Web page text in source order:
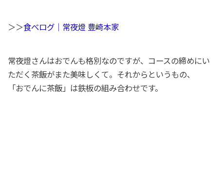
＞＞食べログ｜常夜燈 豊崎本家
常夜燈さんはおでんも格別なのですが、コースの締めにい
ただく茶飯がまた美味しくて。それからというもの、
「おでんに茶飯」は鉄板の組み合わせです。